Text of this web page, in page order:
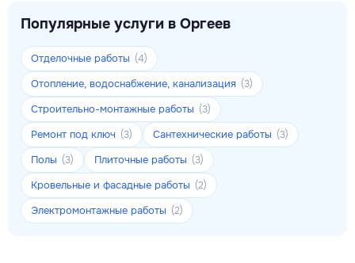
Популярные услуги в Оргеев
Отделочные работы (4)
Отопление, водоснабжение, канализация (3)
Строительно-монтажные работы (3)
Ремонт под ключ (3) Сантехнические работы (3)
Полы (3) Плиточные работы (3)
Кровельные и фасадные работы (2)
Электромонтажные работы (2)